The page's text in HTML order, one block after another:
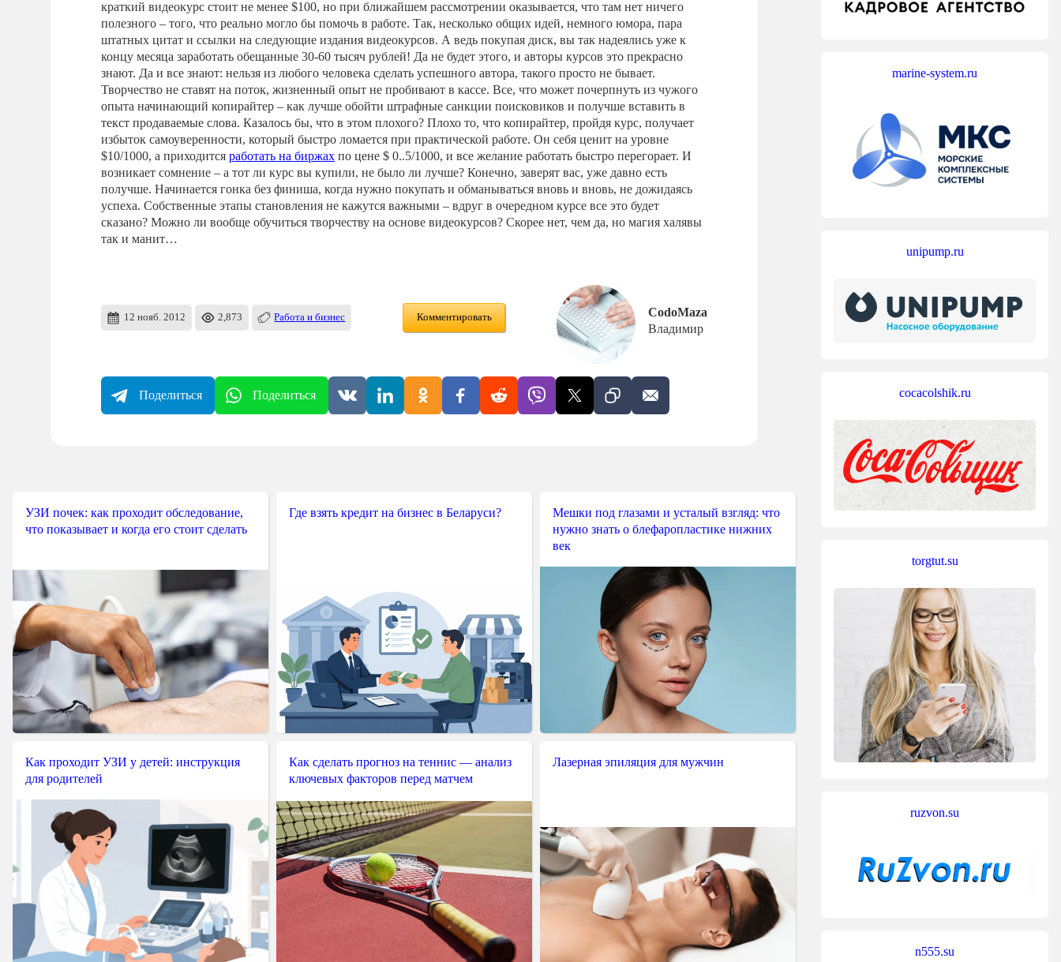
краткий видеокурс стоит не менее $100, но при ближайшем рассмотрении оказывается, что там нет ничего
полезного – того, что реально могло бы помочь в работе. Так, несколько общих идей, немного юмора, пара
штатных цитат и ссылки на следующие издания видеокурсов. А ведь покупая диск, вы так надеялись уже к
концу месяца заработать обещанные 30-60 тысяч рублей! Да не будет этого, и авторы курсов это прекрасно
знают. Да и все знают: нельзя из любого человека сделать успешного автора, такого просто не бывает.
Творчество не ставят на поток, жизненный опыт не пробивают в кассе. Все, что может почерпнуть из чужого
опыта начинающий копирайтер – как лучше обойти штрафные санкции поисковиков и получше вставить в
текст продаваемые слова. Казалось бы, что в этом плохого? Плохо то, что копирайтер, пройдя курс, получает
избыток самоуверенности, который быстро ломается при практической работе. Он себя ценит на уровне
$10/1000, а приходится работать на биржах по цене $ 0..5/1000, и все желание работать быстро перегорает. И
возникает сомнение – а тот ли курс вы купили, не было ли лучше? Конечно, заверят вас, уже давно есть
получше. Начинается гонка без финиша, когда нужно покупать и обманываться вновь и вновь, не дожидаясь
успеха. Собственные этапы становления не кажутся важными – вдруг в очередном курсе все это будет
сказано? Можно ли вообще обучиться творчеству на основе видеокурсов? Скорее нет, чем да, но магия халявы
так и манит…
12 нояб. 2012 2,873 Работа и бизнес Комментировать
CodoMaza
Владимир
Поделиться Поделиться
УЗИ почек: как проходит обследование,
что показывает и когда его стоит сделать
Где взять кредит на бизнес в Беларуси?
Мешки под глазами и усталый взгляд: что
нужно знать о блефаропластике нижних
век
Как проходит УЗИ у детей: инструкция
для родителей
Как сделать прогноз на теннис — анализ
ключевых факторов перед матчем
Лазерная эпиляция для мужчин
marine-system.ru
unipump.ru
cocacolshik.ru
torgtut.su
ruzvon.su
n555.su